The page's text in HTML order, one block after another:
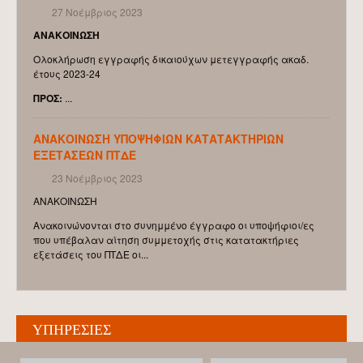
ΟΜΟΤΙΜΟΙ ΚΑΘΗΓΗΤΕΣ
Ε.Δι.Π.
Ε.Ε.Π.
ΑΠΟΣΠΑΣΜΕΝΟΙ ΕΚΠΑΙΔΕΥΤΙΚΟΙ
ΕΚΤΑΚΤΟ ΠΡΟΣΩΠΙΚΟ ΜΕΣΩ ΕΣΠΑ
ΕΚΠΑΙΔΕΥΣΗ
27 Νοέμβριος 2023
ΑΝΑΚΟΙΝΩΣΗ
Ολοκλήρωση εγγραφής δικαιούχων μετεγγραφής ακαδ.
έτους 2023-24
ΠΡΟΣ: ...
ΑΝΑΚΟΙΝΩΣΗ ΥΠΟΨΗΦΙΩΝ ΚΑΤΑΤΑΚΤΗΡΙΩΝ
ΕΞΕΤΑΣΕΩΝ ΠΤΔΕ
23 Νοέμβριος 2023
ΑΝΑΚΟΙΝΩΣΗ
Ανακοινώνονται στο συνημμένο έγγραφο οι υποψήφιοι/ες
που υπέβαλαν αίτηση συμμετοχής στις κατατακτήριες
εξετάσεις του ΠΤΔΕ οι...
ΥΠΗΡΕΣΙΕΣ